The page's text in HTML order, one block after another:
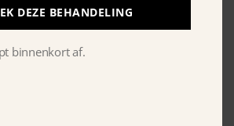
DEZE BEHANDELING
binnenkort af.